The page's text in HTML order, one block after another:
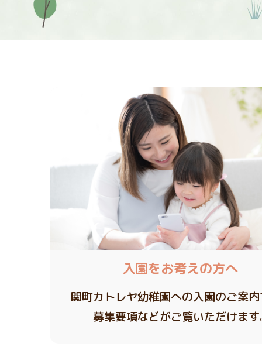
入園をお考えの方へ
関町カトレヤ幼稚園への入園のご案内
募集要項などがご覧いただけます